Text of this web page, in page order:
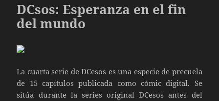
DCsos: Esperanza en el fin
del mundo
La cuarta serie de DCesos es una especie de precuela
de 15 capítulos publicada como cómic digital. Se
sitúa durante la series original DCesos antes del